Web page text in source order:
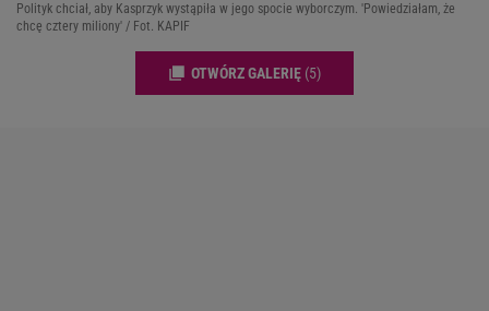
Polityk chciał, aby Kasprzyk wystąpiła w jego spocie wyborczym. 'Powiedziałam, że
chcę cztery miliony' / Fot. KAPIF
OTWÓRZ GALERIĘ (5)